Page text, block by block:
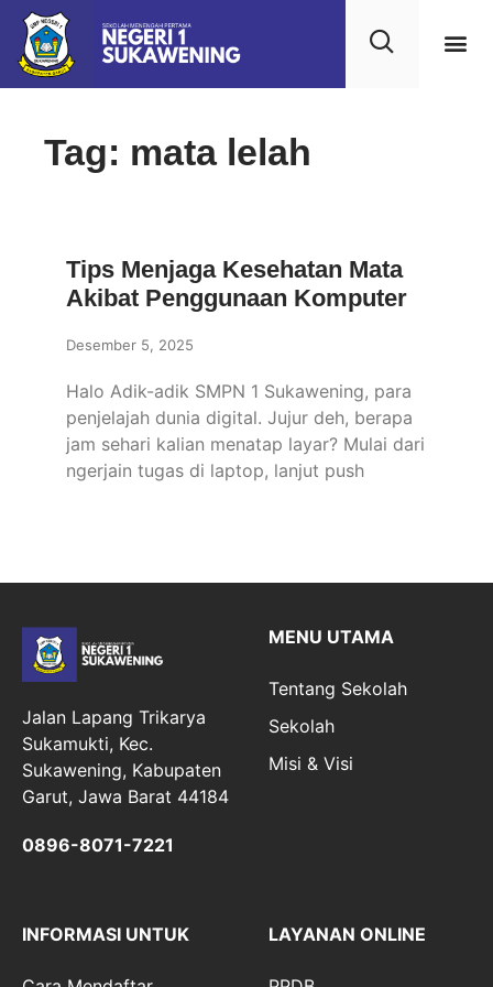
Tag: mata lelah
Tips Menjaga Kesehatan Mata
Akibat Penggunaan Komputer
Desember 5, 2025
Halo Adik-adik SMPN 1 Sukawening, para
penjelajah dunia digital. Jujur deh, berapa
jam sehari kalian menatap layar? Mulai dari
ngerjain tugas di laptop, lanjut push
Jalan Lapang Trikarya
Sukamukti, Kec.
Sukawening, Kabupaten
Garut, Jawa Barat 44184
0896-8071-7221
MENU UTAMA
Tentang Sekolah
Sekolah
Misi & Visi
INFORMASI UNTUK LAYANAN ONLINE